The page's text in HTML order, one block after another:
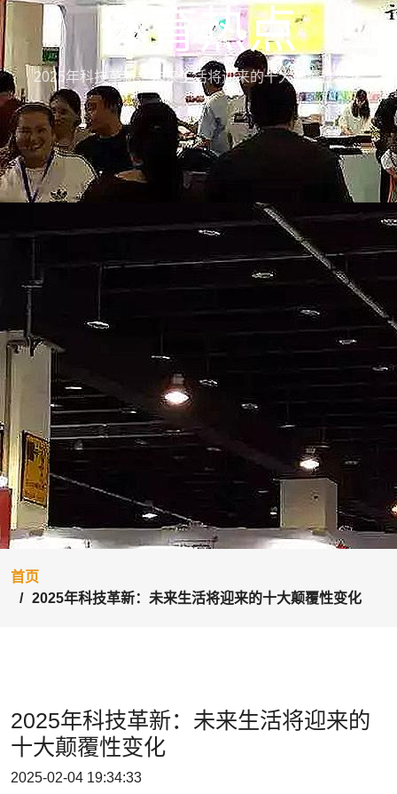
体育热点
2025年科技革新：未来生活将迎来的十大颠覆性变化
首页
2025年科技革新：未来生活将迎来的十大颠覆性变化
2025年科技革新：未来生活将迎来的
十大颠覆性变化
2025-02-04 19:34:33